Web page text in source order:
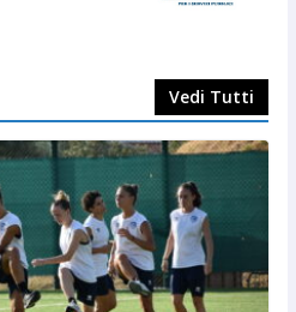
Vedi Tutti